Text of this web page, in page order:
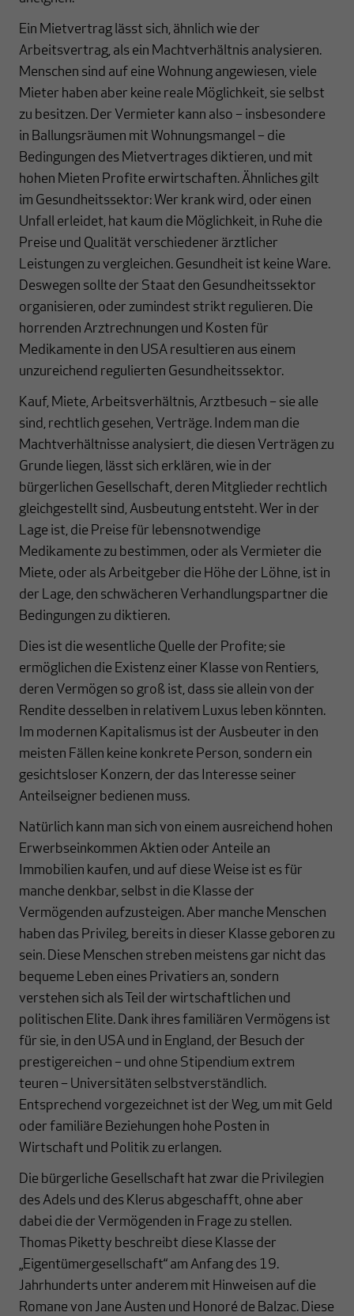
Ein Mietvertrag lässt sich, ähnlich wie der
Arbeitsvertrag, als ein Machtverhältnis analysieren.
Menschen sind auf eine Wohnung angewiesen, viele
Mieter haben aber keine reale Möglichkeit, sie selbst
zu besitzen. Der Vermieter kann also – insbesondere
in Ballungsräumen mit Wohnungsmangel – die
Bedingungen des Mietvertrages diktieren, und mit
hohen Mieten Profite erwirtschaften. Ähnliches gilt
im Gesundheitssektor: Wer krank wird, oder einen
Unfall erleidet, hat kaum die Möglichkeit, in Ruhe die
Preise und Qualität verschiedener ärztlicher
Leistungen zu vergleichen. Gesundheit ist keine Ware.
Deswegen sollte der Staat den Gesundheitssektor
organisieren, oder zumindest strikt regulieren. Die
horrenden Arztrechnungen und Kosten für
Medikamente in den USA resultieren aus einem
unzureichend regulierten Gesundheitssektor.
Kauf, Miete, Arbeitsverhältnis, Arztbesuch – sie alle
sind, rechtlich gesehen, Verträge. Indem man die
Machtverhältnisse analysiert, die diesen Verträgen zu
Grunde liegen, lässt sich erklären, wie in der
bürgerlichen Gesellschaft, deren Mitglieder rechtlich
gleichgestellt sind, Ausbeutung entsteht. Wer in der
Lage ist, die Preise für lebensnotwendige
Medikamente zu bestimmen, oder als Vermieter die
Miete, oder als Arbeitgeber die Höhe der Löhne, ist in
der Lage, den schwächeren Verhandlungspartner die
Bedingungen zu diktieren.
Dies ist die wesentliche Quelle der Profite; sie
ermöglichen die Existenz einer Klasse von Rentiers,
deren Vermögen so groß ist, dass sie allein von der
Rendite desselben in relativem Luxus leben könnten.
Im modernen Kapitalismus ist der Ausbeuter in den
meisten Fällen keine konkrete Person, sondern ein
gesichtsloser Konzern, der das Interesse seiner
Anteilseigner bedienen muss.
Natürlich kann man sich von einem ausreichend hohen
Erwerbseinkommen Aktien oder Anteile an
Immobilien kaufen, und auf diese Weise ist es für
manche denkbar, selbst in die Klasse der
Vermögenden aufzusteigen. Aber manche Menschen
haben das Privileg, bereits in dieser Klasse geboren zu
sein. Diese Menschen streben meistens gar nicht das
bequeme Leben eines Privatiers an, sondern
verstehen sich als Teil der wirtschaftlichen und
politischen Elite. Dank ihres familiären Vermögens ist
für sie, in den USA und in England, der Besuch der
prestigereichen – und ohne Stipendium extrem
teuren – Universitäten selbstverständlich.
Entsprechend vorgezeichnet ist der Weg, um mit Geld
oder familiäre Beziehungen hohe Posten in
Wirtschaft und Politik zu erlangen.
Die bürgerliche Gesellschaft hat zwar die Privilegien
des Adels und des Klerus abgeschafft, ohne aber
dabei die der Vermögenden in Frage zu stellen.
Thomas Piketty beschreibt diese Klasse der
„Eigentümergesellschaft“ am Anfang des 19.
Jahrhunderts unter anderem mit Hinweisen auf die
Romane von Jane Austen und Honoré de Balzac. Diese